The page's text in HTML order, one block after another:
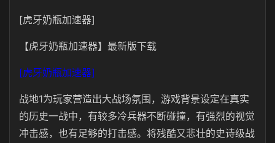
[虎牙奶瓶加速器]
【虎牙奶瓶加速器】最新版下载
[虎牙奶瓶加速器]
战地1为玩家营造出大战场氛围，游戏背景设定在真实
的历史一战中，有较多冷兵器不断碰撞，有强烈的视觉
冲击感，也有足够的打击感。将残酷又悲壮的史诗级战